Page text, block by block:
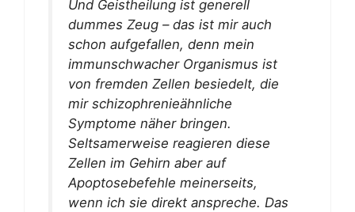
Und Geistheilung ist generell
dummes Zeug – das ist mir auch
schon aufgefallen, denn mein
immunschwacher Organismus ist
von fremden Zellen besiedelt, die
mir schizophrenieähnliche
Symptome näher bringen.
Seltsamerweise reagieren diese
Zellen im Gehirn aber auf
Apoptosebefehle meinerseits,
wenn ich sie direkt anspreche. Das